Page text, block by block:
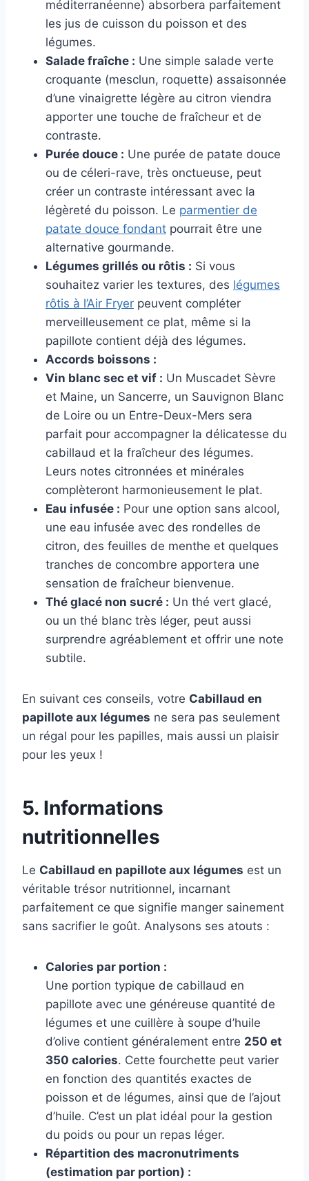
méditerranéenne) absorbera parfaitement
les jus de cuisson du poisson et des
légumes.
Salade fraîche : Une simple salade verte
croquante (mesclun, roquette) assaisonnée
d’une vinaigrette légère au citron viendra
apporter une touche de fraîcheur et de
contraste.
Purée douce : Une purée de patate douce
ou de céleri-rave, très onctueuse, peut
créer un contraste intéressant avec la
légèreté du poisson. Le parmentier de
patate douce fondant pourrait être une
alternative gourmande.
Légumes grillés ou rôtis : Si vous
souhaitez varier les textures, des légumes
rôtis à l’Air Fryer peuvent compléter
merveilleusement ce plat, même si la
papillote contient déjà des légumes.
Accords boissons :
Vin blanc sec et vif : Un Muscadet Sèvre
et Maine, un Sancerre, un Sauvignon Blanc
de Loire ou un Entre-Deux-Mers sera
parfait pour accompagner la délicatesse du
cabillaud et la fraîcheur des légumes.
Leurs notes citronnées et minérales
complèteront harmonieusement le plat.
Eau infusée : Pour une option sans alcool,
une eau infusée avec des rondelles de
citron, des feuilles de menthe et quelques
tranches de concombre apportera une
sensation de fraîcheur bienvenue.
Thé glacé non sucré : Un thé vert glacé,
ou un thé blanc très léger, peut aussi
surprendre agréablement et offrir une note
subtile.
En suivant ces conseils, votre Cabillaud en
papillote aux légumes ne sera pas seulement
un régal pour les papilles, mais aussi un plaisir
pour les yeux !
5. Informations
nutritionnelles
Le Cabillaud en papillote aux légumes est un
véritable trésor nutritionnel, incarnant
parfaitement ce que signifie manger sainement
sans sacrifier le goût. Analysons ses atouts :
Calories par portion :
Une portion typique de cabillaud en
papillote avec une généreuse quantité de
légumes et une cuillère à soupe d’huile
d’olive contient généralement entre 250 et
350 calories. Cette fourchette peut varier
en fonction des quantités exactes de
poisson et de légumes, ainsi que de l’ajout
d’huile. C’est un plat idéal pour la gestion
du poids ou pour un repas léger.
Répartition des macronutriments
(estimation par portion) :